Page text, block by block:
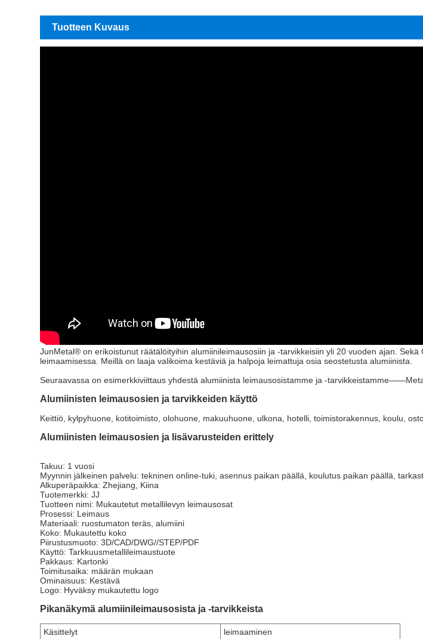
Tuotteen Kuvaus
JunMetal® on erikoistunut räätälöityihin alumiinileimausosiin ja -tarvikkeisiin yli 20 vuoden ajan.
leimaamisessa. Meillä on laaja valikoima kestäviä ja halpoja leimattuja osia seostetusta alumiinista.
Seuraavassa on esimerkkiviittaus yhdestä alumiinista leimausosistamme ja -
Alumiinisten leimausosien ja tarvikkeiden käyttö
Keittiö, kylpyhuone, kotitoimisto, olohuone, makuuhuone, ulkona, hotelli, toimistorakennus, koulu,
Alumiinisten leimausosien ja lisävarusteiden erittely
Takuu: 1 vuosi
Myynnin jälkeinen palvelu: tekninen online-tuki, asennus paikan päällä, koulutus paikan päällä,
Alkuperäpaikka: Zhejiang, Kiina
Tuotemerkki: JJ
Tuotteen nimi: Mukautetut metallilevyn leimausosat
Prosessi: Leimaus
Materiaali: ruostumaton teräs, alumiini
Koko: Mukautettu koko
Piirustusmuoto: 3D/CAD/DWG//STEP/PDF
Käyttö: Tarkkuusmetallileimaustuote
Pakkaus: Kartonki
Toimitusaika: määrän mukaan
Ominaisuus: Kestävä
Logo: Hyväksy mukautettu logo
Pikanäkymä alumiinileimausosista ja -tarvikkeista
Käsittelyt leimaaminen